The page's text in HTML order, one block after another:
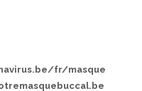
fr/masque